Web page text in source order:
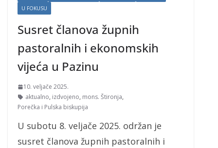
U FOKUSU
Susret članova župnih
pastoralnih i ekonomskih
vijeća u Pazinu
10. veljače 2025.
aktualno, izdvojeno, mons. Štironja,
Porečka i Pulska biskupija
U subotu 8. veljače 2025. održan je
susret članova župnih pastoralnih i